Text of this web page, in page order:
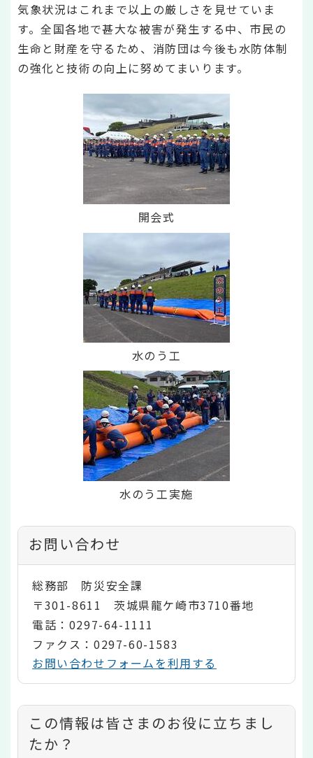
気象状況はこれまで以上の厳しさを見せていま
す。全国各地で甚大な被害が発生する中、市民の
生命と財産を守るため、消防団は今後も水防体制
の強化と技術の向上に努めてまいります。
開会式
水のう工
水のう工実施
お問い合わせ
総務部 防災安全課
〒301-8611 茨城県龍ケ崎市3710番地
電話：0297-64-1111
ファクス：0297-60-1583
お問い合わせフォームを利用する
コ
ン
この情報は皆さまのお役に立ちまし
たか？